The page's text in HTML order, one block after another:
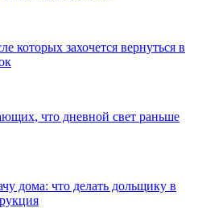
которых захочется вернуться в
что дневной свет раньше
дома: что делать дольщику в